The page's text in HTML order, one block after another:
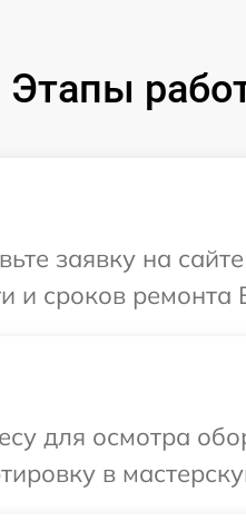
Этапы
заявку на
и сроков ремонта
для осмотра
в